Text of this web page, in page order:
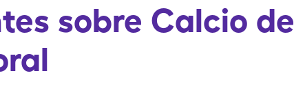
sobre Calcio de